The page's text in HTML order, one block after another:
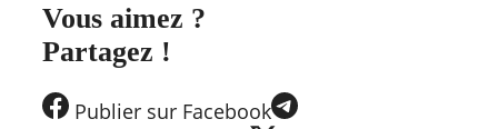
Vous aimez ?
Partagez !
Publier sur Facebook